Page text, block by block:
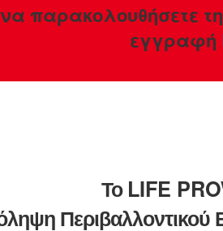
παρακολουθήσετε
εγγραφή
Το LIFE